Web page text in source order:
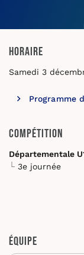
Horaire
Samedi 3
Programme
Compétition
Départementale
3e journée
Équipe